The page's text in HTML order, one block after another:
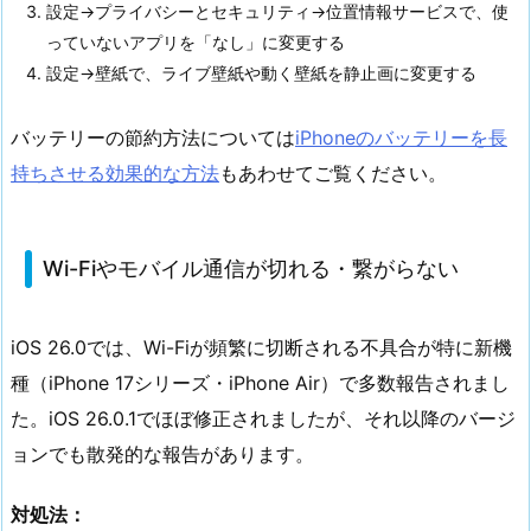
設定→プライバシーとセキュリティ→位置情報サービスで、使
っていないアプリを「なし」に変更する
設定→壁紙で、ライブ壁紙や動く壁紙を静止画に変更する
バッテリーの節約方法についてはiPhoneのバッテリーを長
持ちさせる効果的な方法もあわせてご覧ください。
Wi-Fiやモバイル通信が切れる・繋がらない
iOS 26.0では、Wi-Fiが頻繁に切断される不具合が特に新機
種（iPhone 17シリーズ・iPhone Air）で多数報告されまし
た。iOS 26.0.1でほぼ修正されましたが、それ以降のバージ
ョンでも散発的な報告があります。
対処法：